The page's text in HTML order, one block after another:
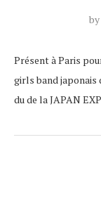
by
Présent à Paris
girls band japonais
du de la JAPAN